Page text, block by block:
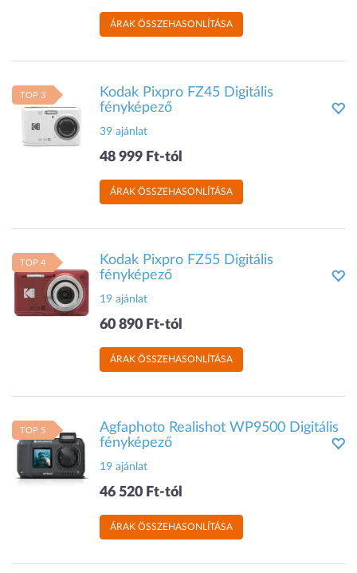
ÁRAK ÖSSZEHASONLÍTÁSA
TOP 3
Kodak Pixpro FZ45 Digitális
fényképező
39 ajánlat
48 999 Ft-tól
ÁRAK ÖSSZEHASONLÍTÁSA
TOP 4
Kodak Pixpro FZ55 Digitális
fényképező
19 ajánlat
60 890 Ft-tól
ÁRAK ÖSSZEHASONLÍTÁSA
TOP 5
Agfaphoto Realishot WP9500 Digitális
fényképező
19 ajánlat
46 520 Ft-tól
ÁRAK ÖSSZEHASONLÍTÁSA